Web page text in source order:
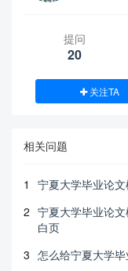
提问
20
关注TA
相关问题
1
宁夏大学毕业论
2 宁夏大学毕业论
白页
3 怎么给宁夏大学